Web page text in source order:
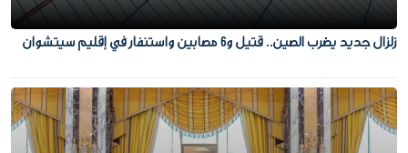
زلزال جديد يضرب الصين.. قتيل و6 مصابين واستنفار في إقليم سيتشوان